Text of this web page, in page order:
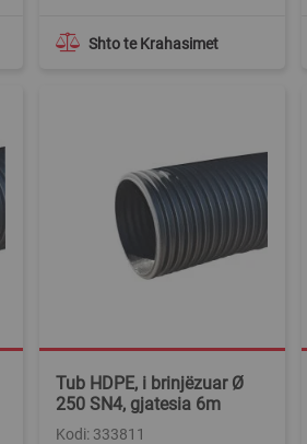
Shto te Krahasimet
Tub HDPE, i brinjëzuar Ø
250 SN4, gjatesia 6m
Kodi: 333811